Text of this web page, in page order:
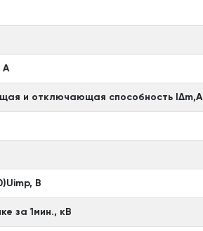
А
и отключающая способность lΔm,А
В
за 1мин., кВ